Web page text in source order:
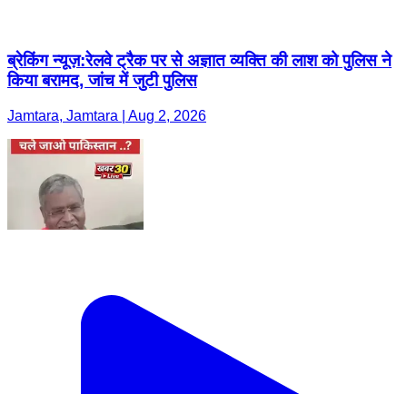
ब्रेकिंग न्यूज़:रेलवे ट्रैक पर से अज्ञात व्यक्ति की लाश को पुलिस ने
किया बरामद, जांच में जुटी पुलिस
Jamtara, Jamtara | Aug 2, 2026